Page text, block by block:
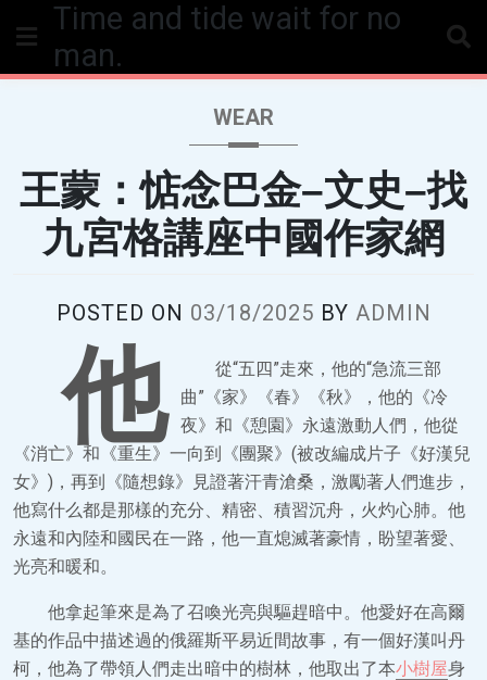
Time and tide wait for no
man.
WEAR
王蒙：惦念巴金–文史–找
九宮格講座中國作家網
POSTED ON 03/18/2025 BY ADMIN
他
從“五四”走來，他的“急流三部
曲”《家》《春》《秋》，他的《冷
夜》和《憩園》永遠激動人們，他從
《消亡》和《重生》一向到《團聚》(被改編成片子《好漢兒
女》)，再到《隨想錄》見證著汗青滄桑，激勵著人們進步，
他寫什么都是那樣的充分、精密、積習沉舟，火灼心肺。他
永遠和內陸和國民在一路，他一直熄滅著豪情，盼望著愛、
光亮和暖和。
他拿起筆來是為了召喚光亮與驅趕暗中。他愛好在高爾
基的作品中描述過的俄羅斯平易近間故事，有一個好漢叫丹
柯，他為了帶領人們走出暗中的樹林，他取出了本小樹屋身